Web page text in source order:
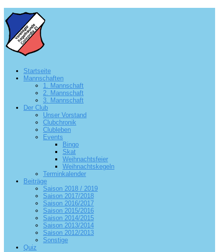
Startseite
Mannschaften
1. Mannschaft
2. Mannschaft
3. Mannschaft
Der Club
Unser Vorstand
Clubchronik
Clubleben
Events
Bingo
Skat
Weihnachtsfeier
Weihnachtskegeln
Terminkalender
Beiträge
Saison 2018 / 2019
Saison 2017/2018
Saison 2016/2017
Saison 2015/2016
Saison 2014/2015
Saison 2013/2014
Saison 2012/2013
Sonstige
Quiz